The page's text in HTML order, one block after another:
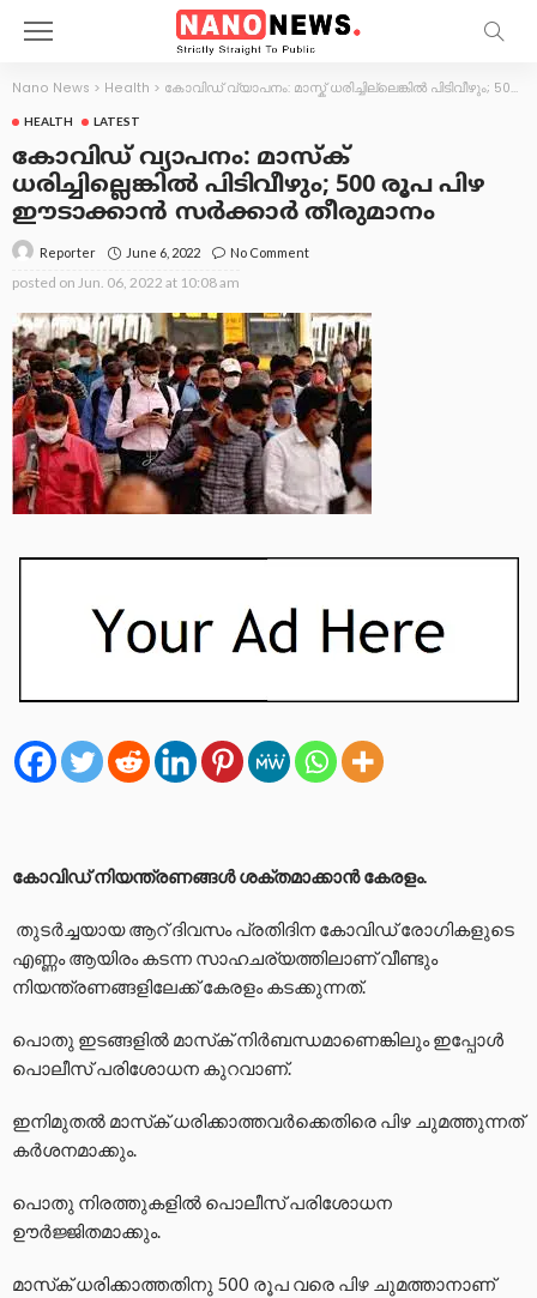
Nano News > Health > കോവിഡ് വ്യാപനം: മാസ്ക് ധരിച്ചില്ലെങ്കിൽ പിടിവീഴും; 500 രൂപ പിഴ ഈടാക്കാൻ സർക്കാർ തീരുമാനം
HEALTH LATEST
കോവിഡ് വ്യാപനം: മാസ്ക്
ധരിച്ചില്ലെങ്കിൽ പിടിവീഴും; 500 രൂപ പിഴ
ഈടാക്കാൻ സർക്കാർ തീരുമാനം
Reporter June 6, 2022 No Comment
posted on Jun. 06, 2022 at 10:08 am
കോവിഡ് നിയന്ത്രണങ്ങള്‍ ശക്തമാക്കാന്‍ കേരളം.
തുടര്‍ച്ചയായ ആറ് ദിവസം പ്രതിദിന കോവിഡ് രോഗികളുടെ
എണ്ണം ആയിരം കടന്ന സാഹചര്യത്തിലാണ് വീണ്ടും
നിയന്ത്രണങ്ങളിലേക്ക് കേരളം കടക്കുന്നത്.
പൊതു ഇടങ്ങളില്‍ മാസ്‌ക് നിര്‍ബന്ധമാണെങ്കിലും ഇപ്പോള്‍
പൊലീസ് പരിശോധന കുറവാണ്.
ഇനിമുതല്‍ മാസ്‌ക് ധരിക്കാത്തവര്‍ക്കെതിരെ പിഴ ചുമത്തുന്നത്
കര്‍ശനമാക്കും.
പൊതു നിരത്തുകളില്‍ പൊലീസ് പരിശോധന
ഊര്‍ജ്ജിതമാക്കും.
മാസ്‌ക് ധരിക്കാത്തതിനു 500 രൂപ വരെ പിഴ ചുമത്താനാണ്